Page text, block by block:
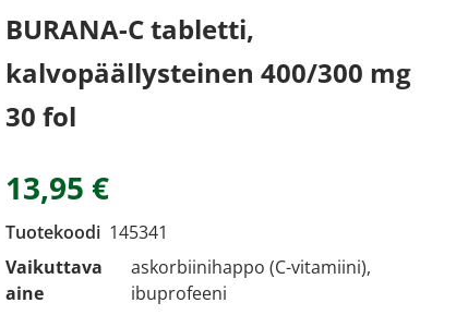
BURANA-C tabletti,
kalvopäällysteinen 400/300 mg
30 fol
13,95 €
Tuotekoodi 145341
Vaikuttava
aine
askorbiinihappo (C-vitamiini),
ibuprofeeni